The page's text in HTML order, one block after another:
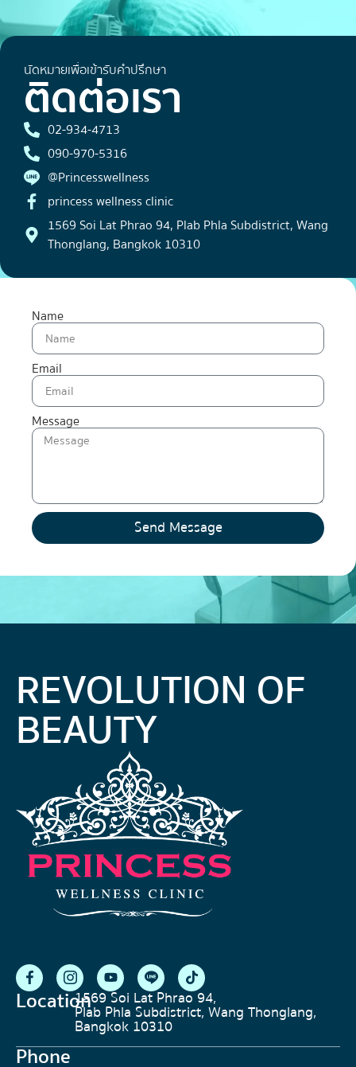
นัดหมายเพื่อเข้ารับคำปรึกษา
ติดต่อเรา
02-934-4713
090-970-5316
@Princesswellness
princess wellness clinic
1569 Soi Lat Phrao 94, Plab Phla Subdistrict, Wang
Thonglang, Bangkok 10310
Name
Email
Message
Send Message
REVOLUTION OF
BEAUTY
Location1569 Soi Lat Phrao 94,
Plab Phla Subdistrict, Wang Thonglang,
Bangkok 10310
Phone